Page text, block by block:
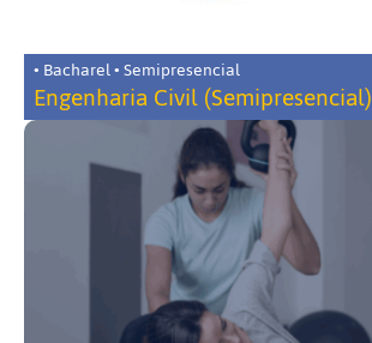
• Bacharel • Semipresencial
Engenharia Civil (Semipresencial)